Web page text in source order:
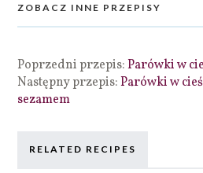
ZOBACZ INNE PRZEPISY
Poprzedni przepis:Parówki w
Następny przepis:Parówki w
sezamem
RELATED RECIPES